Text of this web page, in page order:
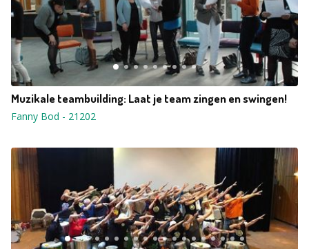
Muzikale teambuilding: Laat je team zingen en swingen!
Fanny Bod - 21202